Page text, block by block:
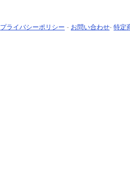
プライバシーポリシー - お問い合わせ- 特定